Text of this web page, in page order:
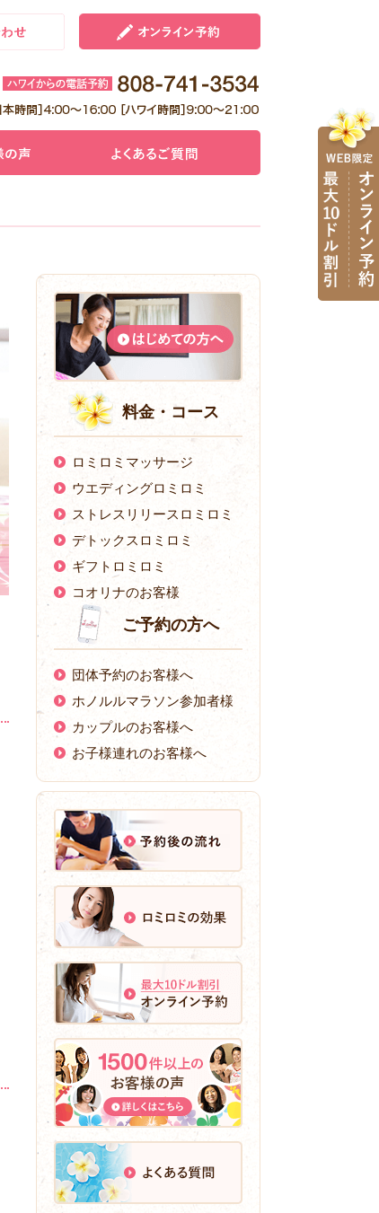
料金・コース
ロミロミマッサージ
ウエディングロミロミ
ストレスリリースロミロミ
デトックスロミロミ
ギフトロミロミ
コオリナのお客様
ご予約の方へ
団体予約のお客様へ
ホノルルマラソン参加者様
カップルのお客様へ
お子様連れのお客様へ